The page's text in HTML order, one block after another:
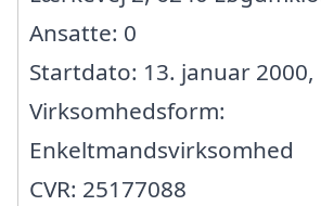
Ansatte: 0
Startdato: 13. januar 2000,
Virksomhedsform:
Enkeltmandsvirksomhed
CVR: 25177088